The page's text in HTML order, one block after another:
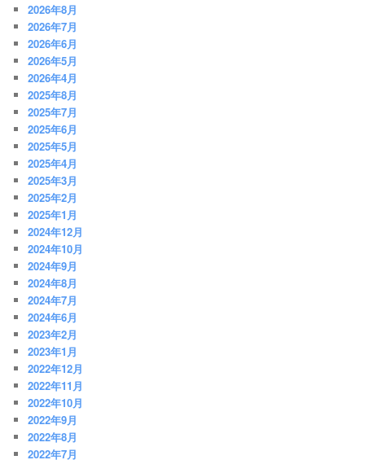
2026年8月
2026年7月
2026年6月
2026年5月
2026年4月
2025年8月
2025年7月
2025年6月
2025年5月
2025年4月
2025年3月
2025年2月
2025年1月
2024年12月
2024年10月
2024年9月
2024年8月
2024年7月
2024年6月
2023年2月
2023年1月
2022年12月
2022年11月
2022年10月
2022年9月
2022年8月
2022年7月